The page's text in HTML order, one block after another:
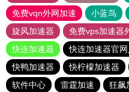
免费vqn外网加速
小蓝鸟
旋风加速器
免费vps加速器
快连加速器
快连加速器官网
快鸭加速器
快柠檬加速器
软件中心
雷霆加速 狂飙